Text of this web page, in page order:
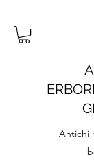
Antichi